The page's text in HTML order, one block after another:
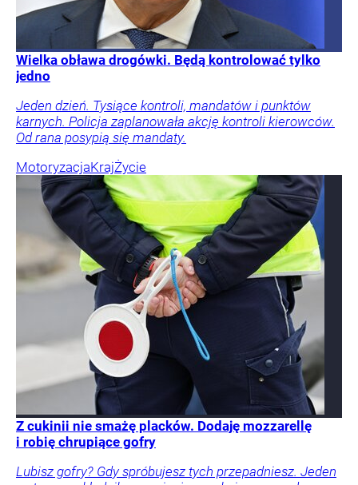
Wielka obława drogówki. Będą kontrolować tylko
jedno
Jeden dzień. Tysiące kontroli, mandatów i punktów
karnych. Policja zaplanowała akcję kontroli kierowców.
Od rana posypią się mandaty.
MotoryzacjaKrajŻycie
Z cukinii nie smażę placków. Dodaję mozzarellę
i robię chrupiące gofry
Lubisz gofry? Gdy spróbujesz tych przepadniesz. Jeden